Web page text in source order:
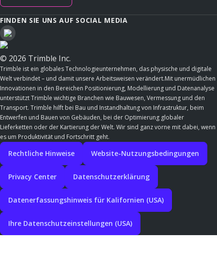
FINDEN SIE UNS AUF SOCIAL MEDIA
© 2026 Trimble Inc.
Trimble ist ein globales Technologieunternehmen, das physische und digitale
Welt verbindet – und damit unsere Arbeitsweisen verändert.Mit unermüdlichen
Innovationen in den Bereichen Positionierung, Modellierung und Datenanalyse
unterstützt Trimble wichtige Branchen wie Bauwesen, Vermessung und den
Transport. Trimble hilft bei Bau und Instandhaltung von Infrastruktur, beim
Entwerfen und Bauen von Gebäuden, bei der Optimierung globaler
Lieferketten oder der Kartierung der Welt. Wir sind ganz vorne mit dabei, wenn
es um Produktivität und Fortschritt geht.
Rechtliche Hinweise Website-Nutzungsbedingungen
Privacy Center Datenschutzerklärung
Datenerfassungshinweis für Kalifornien (USA)
Ihre Datenschutzeinstellungen (USA)